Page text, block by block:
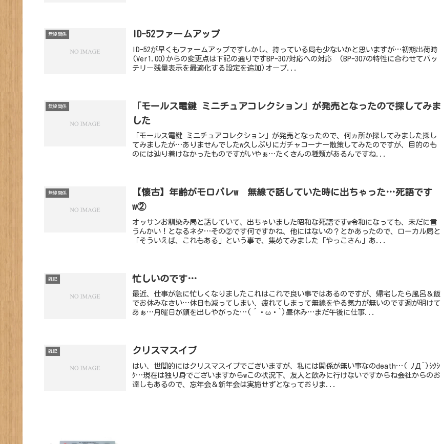
無線関係 ID-52ファームアップ
ID-52が早くもファームアップですしかし、持っている局も少ないかと思いますが…初期出荷時
(Ver1.00)からの変更点は下記の通りですBP-307対応への対応 (BP-307の特性に合わせてバッ
テリー残量表示を最適化する設定を追加)オープ...
無線関係
「モールス電鍵 ミニチュアコレクション」が発売となったので探してみま
した
「モールス電鍵 ミニチュアコレクション」が発売となったので、何ヵ所か探してみました探し
てみましたが…ありませんでしたw久しぶりにガチャコーナー散策してみたのですが、目的のも
のには辿り着けなかったものですがいやぁ…たくさんの種類があるんですね...
無線関係
【懐古】年齢がモロバレw 無線で話していた時に出ちゃった…死語です
w②
オッサンお馴染み局と話していて、出ちゃいました昭和な死語ですw令和になっても、未だに言
うんかい！となるネタ…その②です何ですかね、他にはないの？とかあったので、ローカル局と
「そういえば、これもある」という事で、集めてみました「やっこさん」あ...
雑記 忙しいのです…
最近、仕事が急に忙しくなりましたこれはこれで良い事ではあるのですが、帰宅したら風呂＆飯
でお休みなさい…休日も減ってしまい、疲れてしまって無線をやる気力が無いのです週が明けて
あぁ…月曜日が顔を出しやがった…(´・ω・`)昼休み…まだ午後に仕事...
雑記 クリスマスイブ
はい、世間的にはクリスマスイブでございますが、私には関係が無い事なのdeath…( ﾉД`)ｼｸｼ
ｸ…現在は独り身でございますからwこの状況下、友人と飲みに行けないですからね会社からのお
達しもあるので、忘年会＆新年会は実施せずとなっておりま...